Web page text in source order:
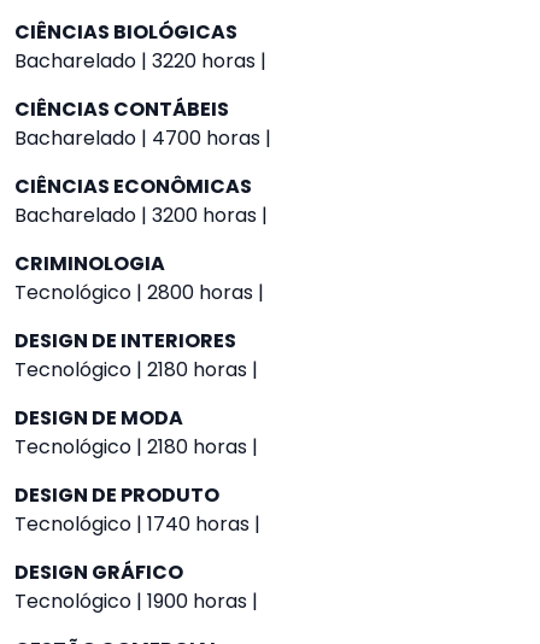
CIÊNCIAS BIOLÓGICAS
Bacharelado | 3220 horas |
CIÊNCIAS CONTÁBEIS
Bacharelado | 4700 horas |
CIÊNCIAS ECONÔMICAS
Bacharelado | 3200 horas |
CRIMINOLOGIA
Tecnológico | 2800 horas |
DESIGN DE INTERIORES
Tecnológico | 2180 horas |
DESIGN DE MODA
Tecnológico | 2180 horas |
DESIGN DE PRODUTO
Tecnológico | 1740 horas |
DESIGN GRÁFICO
Tecnológico | 1900 horas |